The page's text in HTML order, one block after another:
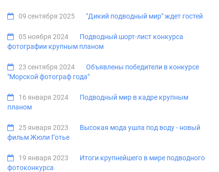
09 сентября 2025 "Дикий подводный мир" ждет гостей
05 ноября 2024
Подводный шорт-лист конкурса
фотографии крупным планом
23 сентября 2024
Объявлены победители в конкурсе
"Морской фотограф года"
16 января 2024
Подводный мир в кадре крупным
планом
25 января 2023
Высокая мода ушла под воду - новый
фильм Жюли Готье
19 января 2023
Итоги крупнейшего в мире подводного
фотоконкурса